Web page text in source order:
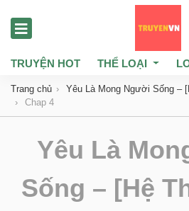
TRUYỆN HOT THỂ LOẠI
Trang chủ
Yêu Là Mong Người Sống –
Chap 4
Yêu Là
Sống – [Hệ